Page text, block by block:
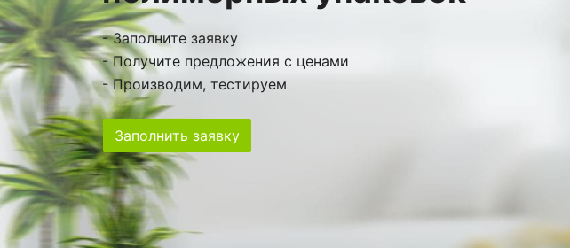
- Заполните заявку
- Получите предложения с ценами
- Производим, тестируем
Заполнить заявку